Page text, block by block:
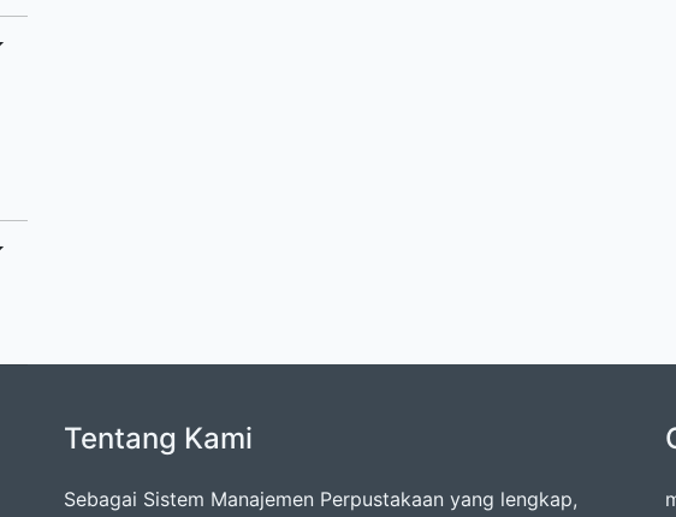
Tentang Kami
Sebagai Sistem Manajemen Perpustakaan yang lengkap,